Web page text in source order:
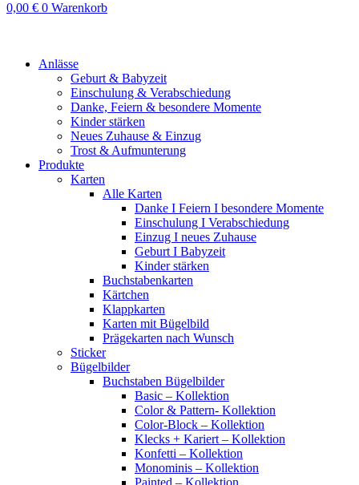
0,00 € 0 Warenkorb
Anlässe
Geburt & Babyzeit
Einschulung & Verabschiedung
Danke, Feiern & besondere Momente
Kinder stärken
Neues Zuhause & Einzug
Trost & Aufmunterung
Produkte
Karten
Alle Karten
Danke I Feiern I besondere Momente
Einschulung I Verabschiedung
Einzug I neues Zuhause
Geburt I Babyzeit
Kinder stärken
Buchstabenkarten
Kärtchen
Klappkarten
Karten mit Bügelbild
Prägekarten nach Wunsch
Sticker
Bügelbilder
Buchstaben Bügelbilder
Basic – Kollektion
Color & Pattern- Kollektion
Color-Block – Kollektion
Klecks + Kariert – Kollektion
Konfetti – Kollektion
Monominis – Kollektion
Painted – Kollektion